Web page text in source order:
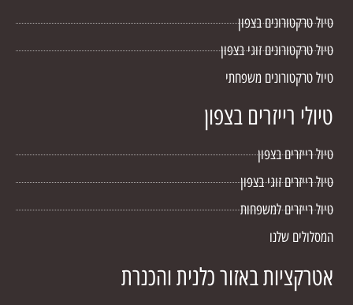
טיול טרקטורונים בצפון
טיול טרקטורונים זוגי בצפון
טיול טרקטורונים משפחתי
טיולי רייזרים בצפון
טיול רייזרים בצפון
טיול רייזרים זוגי בצפון
טיול רייזרים למשפחות
המסלולים שלנו
אטרקציות באזור כלנית והכנרת